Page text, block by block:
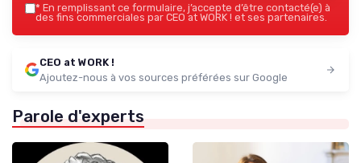
* En remplissant ce formulaire, j’accepte d’être contacté(e) à
des fins commerciales par CEO at WORK ! et ses partenaires.
CEO at WORK !
Ajoutez-nous à vos sources préférées sur Google
Parole d'experts